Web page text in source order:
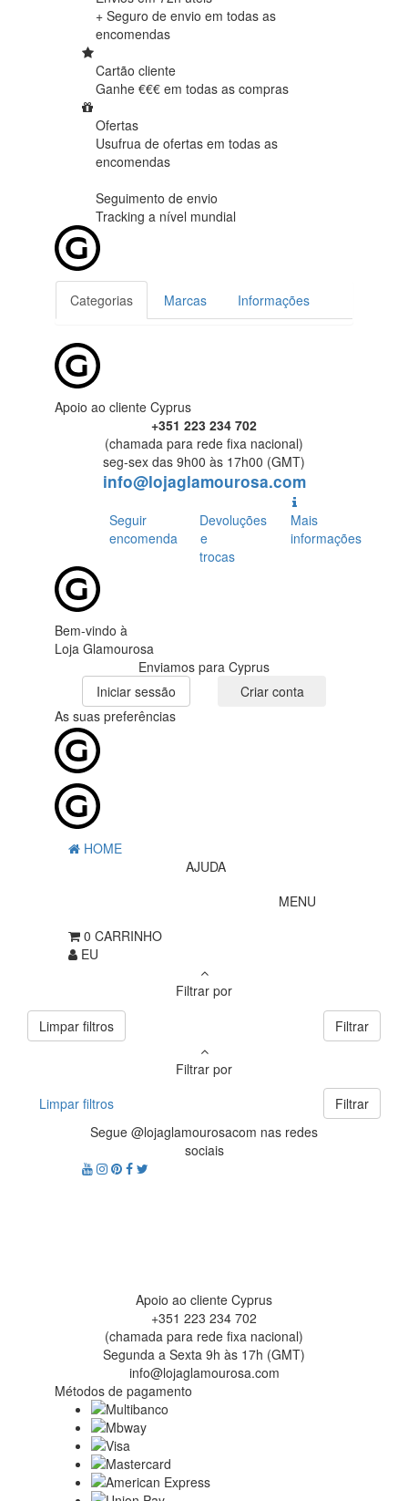
+ Seguro de envio em todas as
encomendas
Cartão cliente
Ganhe €€€ em todas as compras
Ofertas
Usufrua de ofertas em todas as
encomendas
Seguimento de envio
Tracking a nível mundial
Categorias Marcas Informações
Apoio ao cliente Cyprus
+351 223 234 702
(chamada para rede fixa nacional)
seg-sex das 9h00 às 17h00 (GMT)
info@lojaglamourosa.com
Seguir
encomenda
Devoluções
e
trocas
Mais
informações
Bem-vindo à
Loja Glamourosa
Enviamos para Cyprus
Iniciar sessão
Criar conta
As suas preferências
HOME
AJUDA
MENU
0 CARRINHO
EU
Filtrar por
Limpar filtros
Filtrar
Filtrar por
Limpar filtros
Filtrar
Segue @lojaglamourosacom nas redes
sociais
Apoio ao cliente Cyprus
+351 223 234 702
(chamada para rede fixa nacional)
Segunda a Sexta 9h às 17h (GMT)
info@lojaglamourosa.com
Métodos de pagamento